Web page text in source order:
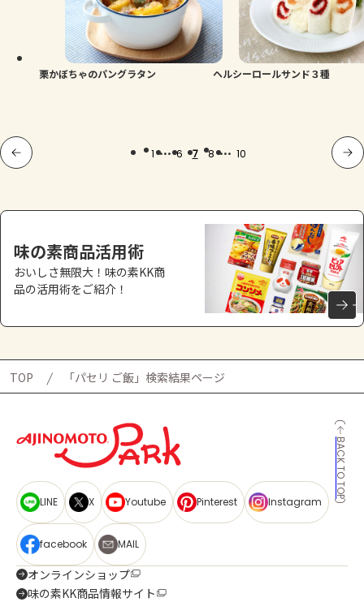
栗かぼちゃのパングラタン ヘルシーロールサンド３種
1 ... 6 7 8 ... 10
味の素商品活用術
おいしさ無限大！味の素KK商
品の活用術をご紹介！
TOP 「パセリ ご飯」検索結果ページ
BACK TO TOP
LINE X Youtube Pinterest Instagram
facebook MAIL
オンラインショップ
味の素KK商品情報サイト